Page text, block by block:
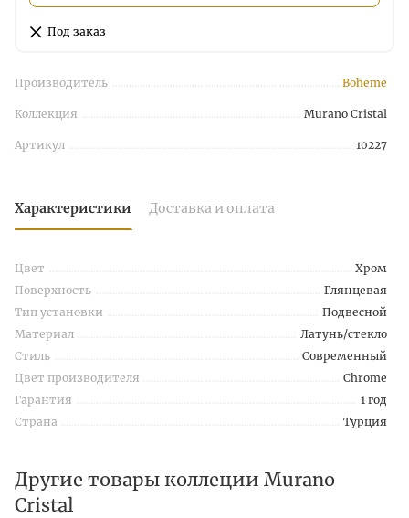
Под заказ
Производитель Boheme
Коллекция Murano Cristal
Артикул 10227
Характеристики Доставка и оплата
Цвет
Хром
Поверхность
Глянцевая
Тип установки
Подвесной
Материал
Латунь/стекло
Стиль
Современный
Цвет производителя
Chrome
Гарантия
1 год
Страна
Турция
Другие товары коллеции Murano
Cristal